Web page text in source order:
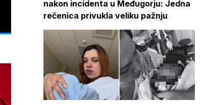
nakon incidenta u Međugorju: Jedna
rečenica privukla veliku pažnju